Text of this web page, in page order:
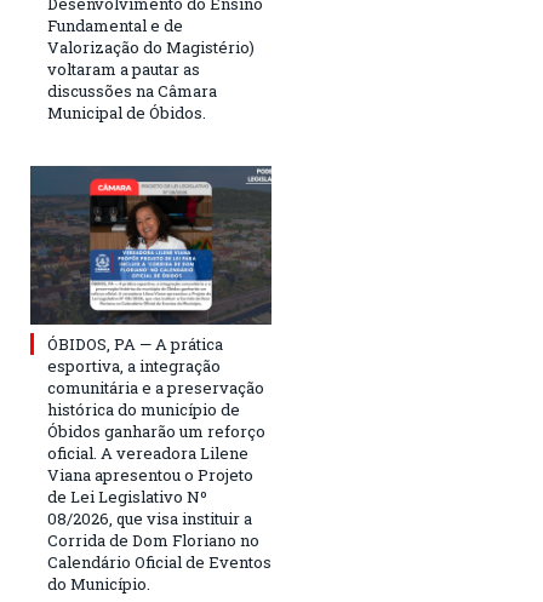
Fundamental e de
Valorização do Magistério)
voltaram a pautar as
discussões na Câmara
Municipal de Óbidos.
ÓBIDOS, PA — A prática
esportiva, a integração
comunitária e a preservação
histórica do município de
Óbidos ganharão um reforço
oficial. A vereadora Lilene
Viana apresentou o Projeto
de Lei Legislativo Nº
08/2026, que visa instituir a
Corrida de Dom Floriano no
Calendário Oficial de Eventos
do Município.